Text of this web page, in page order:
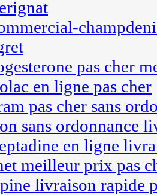
pas cher
en ligne pas cher
pas cher sans
sans ordonnance
en ligne
meilleur prix pas
livraison rapide